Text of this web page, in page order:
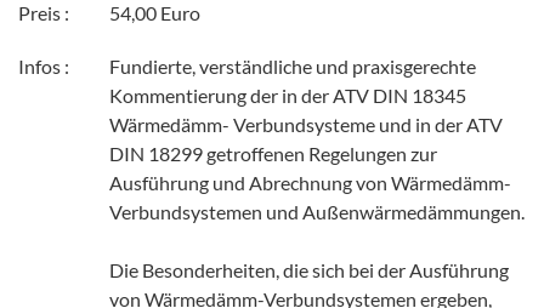
Preis : 54,00 Euro
Infos :
Fundierte, verständliche und praxisgerechte
Kommentierung der in der ATV DIN 18345
Wärmedämm- Verbundsysteme und in der ATV
DIN 18299 getroffenen Regelungen zur
Ausführung und Abrechnung von Wärmedämm-
Verbundsystemen und Außenwärmedämmungen.
Die Besonderheiten, die sich bei der Ausführung
von Wärmedämm-Verbundsystemen ergeben,